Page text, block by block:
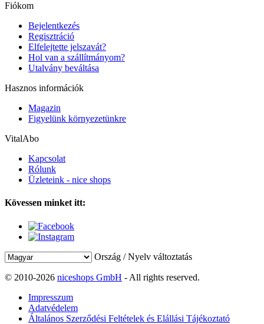
Fiókom
Bejelentkezés
Regisztráció
Elfelejtette jelszavát?
Hol van a szállítmányom?
Utalvány beváltása
Hasznos információk
Magazin
Figyelünk környezetünkre
VitalAbo
Kapcsolat
Rólunk
Üzleteink - nice shops
Kövessen minket itt:
Ország / Nyelv változtatás
© 2010-2026 niceshops GmbH - All rights reserved.
Impresszum
Adatvédelem
Általános Szerződési Feltételek és Elállási Tájékoztató